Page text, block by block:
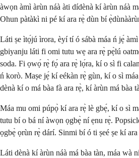
àwọn àmì àrùn náà àti dídènà kí àrùn náà
Ohun pàtàkì ni pé kí ara rẹ̀ dùn bí
Láti ṣe ìtọ́jú ìrora, èyí tí ó sábà máa ń jẹ́
gbiyanju láti fi omi tutu wẹ ara rẹ̀ pẹ̀lú
soda. Fi ọwọ́ rẹ̀ fọ́ ara rẹ̀ lọ́ra, kí o sì fi
ń korò. Maṣe jẹ́ kí eékàn rẹ̀ gùn, kí o sì
dènà kí o má bàa fà ara rẹ̀, kí àrùn má bàa
Máa mu omi púpọ̀ kí ara rẹ̀ lè gbẹ́, kí o sì
tutu bí o bá ní àwọn ọgbẹ̀ ní ẹnu rẹ̀.
ọgbẹ̀ ọrùn rẹ̀ dárí. Sinmi bí ó ti ṣeé ṣe kí
Láti dènà kí àrùn náà má bàa tàn, máa wà